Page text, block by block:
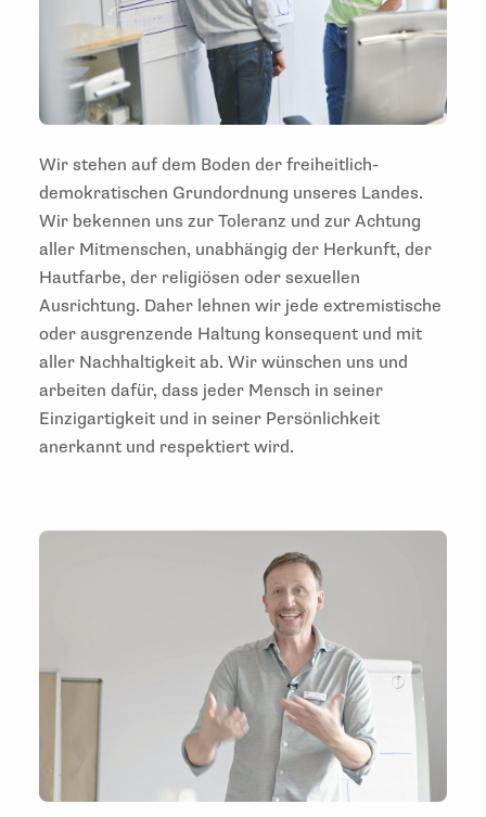
Wir stehen auf dem Boden der freiheitlich-
demokratischen Grundordnung unseres Landes.
Wir bekennen uns zur Toleranz und zur Achtung
aller Mitmenschen, unabhängig der Herkunft, der
Hautfarbe, der religiösen oder sexuellen
Ausrichtung. Daher lehnen wir jede extremistische
oder ausgrenzende Haltung konsequent und mit
aller Nachhaltigkeit ab. Wir wünschen uns und
arbeiten dafür, dass jeder Mensch in seiner
Einzigartigkeit und in seiner Persönlichkeit
anerkannt und respektiert wird.